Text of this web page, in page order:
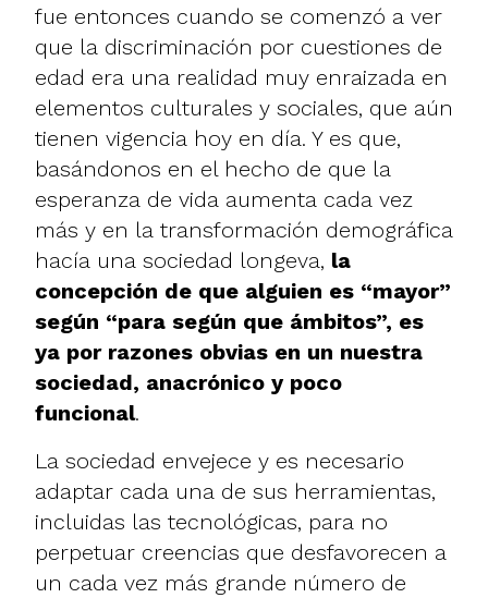
fue entonces cuando se comenzó a ver
que la discriminación por cuestiones de
edad era una realidad muy enraizada en
elementos culturales y sociales, que aún
tienen vigencia hoy en día. Y es que,
basándonos en el hecho de que la
esperanza de vida aumenta cada vez
más y en la transformación demográfica
hacía una sociedad longeva, la
concepción de que alguien es “mayor”
según “para según que ámbitos”, es
ya por razones obvias en un nuestra
sociedad, anacrónico y poco
funcional.
La sociedad envejece y es necesario
adaptar cada una de sus herramientas,
incluidas las tecnológicas, para no
perpetuar creencias que desfavorecen a
un cada vez más grande número de